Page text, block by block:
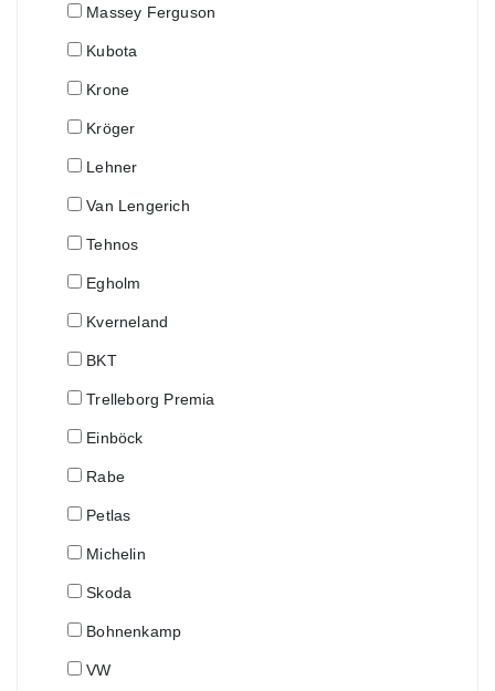
Massey Ferguson
Kubota
Krone
Kröger
Lehner
Van Lengerich
Tehnos
Egholm
Kverneland
BKT
Trelleborg Premia
Einböck
Rabe
Petlas
Michelin
Skoda
Bohnenkamp
VW